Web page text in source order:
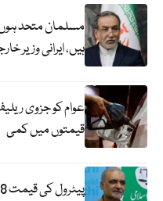
مسلمان متحد ہوں
ہیں، ایرانی وزیر
عوام کو جزوی
قیمتوں میں کمی